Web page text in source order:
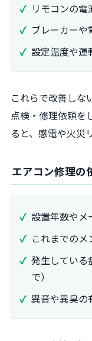
リモコンの電
ブレーカー
設定温度や運
これらで改善しな
点検・修理依頼を
ると、感電や火災
エアコン修理の
設置年数やメ
これまでの
発生している
で）
異音や異臭の